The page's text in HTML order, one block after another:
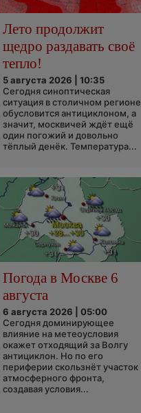
Лето продолжит
щедро раздавать своё
тепло!
5 августа 2026 | 10:35
Сегодня синоптическая
ситуация в столичном регионе
обусловится антициклоном, а
значит, москвичей ждёт ещё
один погожий и довольно
тёплый денёк. Температура...
Погода в Москве 6
августа
6 августа 2026 | 05:00
Сегодня доминирующее
влияние на метеоусловия
окажет отходящий за Волгу
антициклон. Но по его
периферии скользнёт участок
атмосферного фронта,
создавая условия...